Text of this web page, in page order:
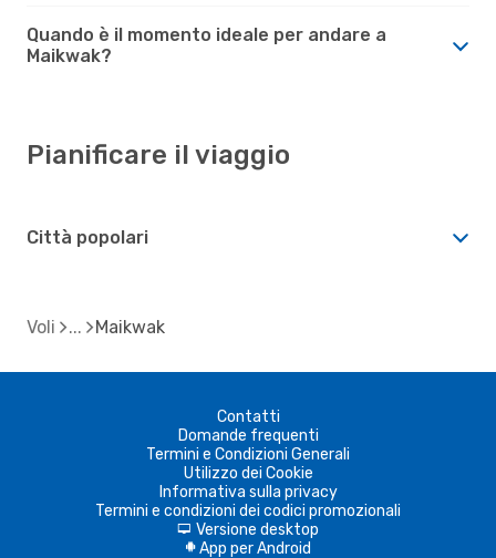
Quando è il momento ideale per andare a
Maikwak?
Pianificare il viaggio
Città popolari
Voli Maikwak
Contatti
Domande frequenti
Termini e Condizioni Generali
Utilizzo dei Cookie
Informativa sulla privacy
Termini e condizioni dei codici promozionali
d Versione desktop
A App per Android